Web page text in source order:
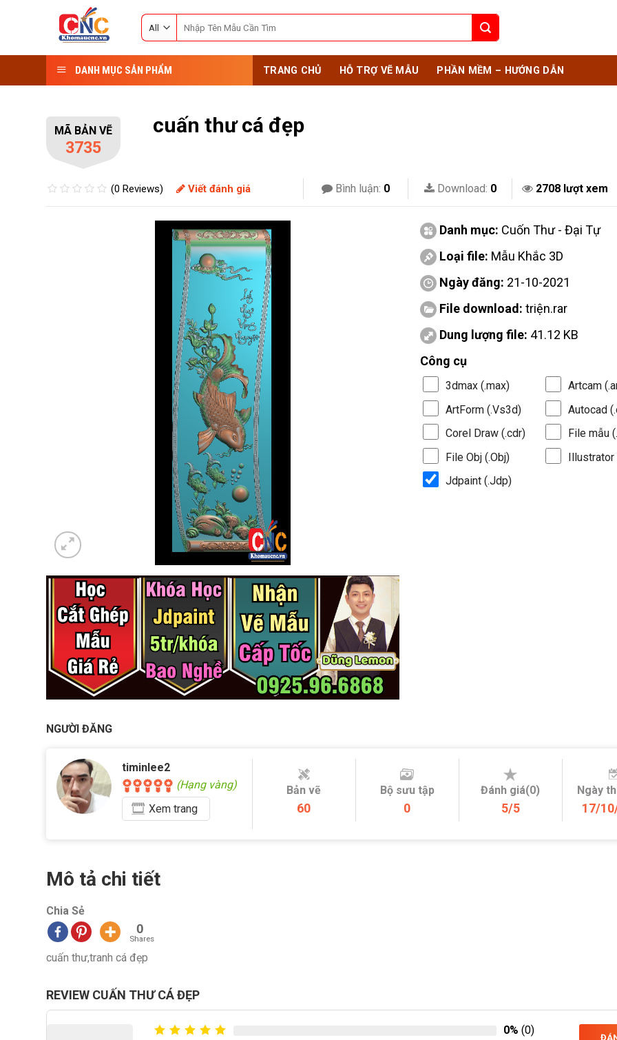
for:
DANH MỤC SẢN PHẨM TRANG CHỦ HỖ TRỢ VẼ MẪU PHẦN MỀM – HƯỚNG DẪN
MÃ BẢN VẼ
3735
cuấn thư cá đẹp
(0 Reviews) Viết đánh giá Bình luận: 0 Download: 0 2708 lượt xem
Danh mục: Cuốn Thư - Đại Tự
Loại file: Mẫu Khắc 3D
Ngày đăng: 21-10-2021
File download: triện.rar
Dung lượng file: 41.12 KB
Công cụ
3dmax (.max)
Artcam
ArtForm (.Vs3d)
Autocad
Corel Draw (.cdr)
File mẫu
File Obj (.Obj)
Illustrator
Jdpaint (.Jdp)
NGƯỜI ĐĂNG
timinlee2
(Hạng vàng)
Xem trang
Bản vẽ
60
Bộ sưu tập
0
Đánh giá(0)
5/5
Ngày
17/
Mô tả chi tiết
Chia Sẻ
0
Shares
cuấn thư,tranh cá đẹp
REVIEW CUẤN THƯ CÁ ĐẸP
0% (0)